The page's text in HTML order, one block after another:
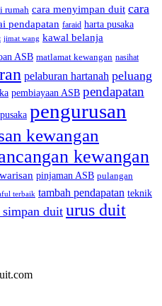
rumah cara menyimpan duit cara
pendapatan faraid harta pusaka
jimat wang kawal belanja
ASB matlamat kewangan nasihat
pelaburan hartanah peluang
pembiayaan ASB pendapatan
pengurusan
kewangan
kewangan
pinjaman ASB pulangan
terbaik tambah pendapatan teknik
duit urus duit